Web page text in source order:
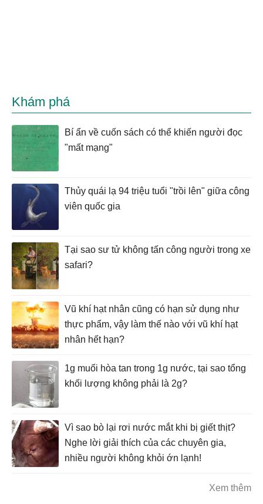
Khám phá
Bí ẩn về cuốn sách có thể khiến người đọc
"mất mạng"
Thủy quái lạ 94 triệu tuổi "trồi lên" giữa công
viên quốc gia
Tại sao sư tử không tấn công người trong xe
safari?
Vũ khí hạt nhân cũng có hạn sử dụng như
thực phẩm, vậy làm thế nào với vũ khí hạt
nhân hết hạn?
1g muối hòa tan trong 1g nước, tại sao tổng
khối lượng không phải là 2g?
Vì sao bò lại rơi nước mắt khi bị giết thịt?
Nghe lời giải thích của các chuyên gia,
nhiều người không khỏi ớn lạnh!
Xem thêm